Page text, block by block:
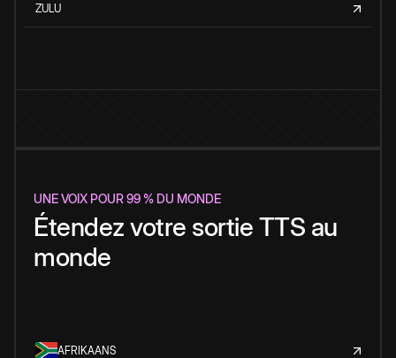
ZULU
UNE VOIX POUR 99 % DU MONDE
Étendez votre sortie TTS au
monde
AFRIKAANS